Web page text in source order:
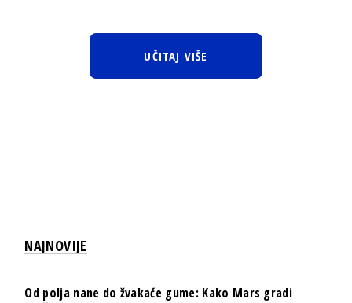
UČITAJ VIŠE
NAJNOVIJE
Od polja nane do žvakaće gume: Kako Mars gradi